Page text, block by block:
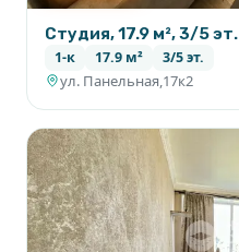
Студия, 17.9 м², 3/5 эт.
1-к 17.9 м² 3/5 эт.
ул. Панельная,17к2